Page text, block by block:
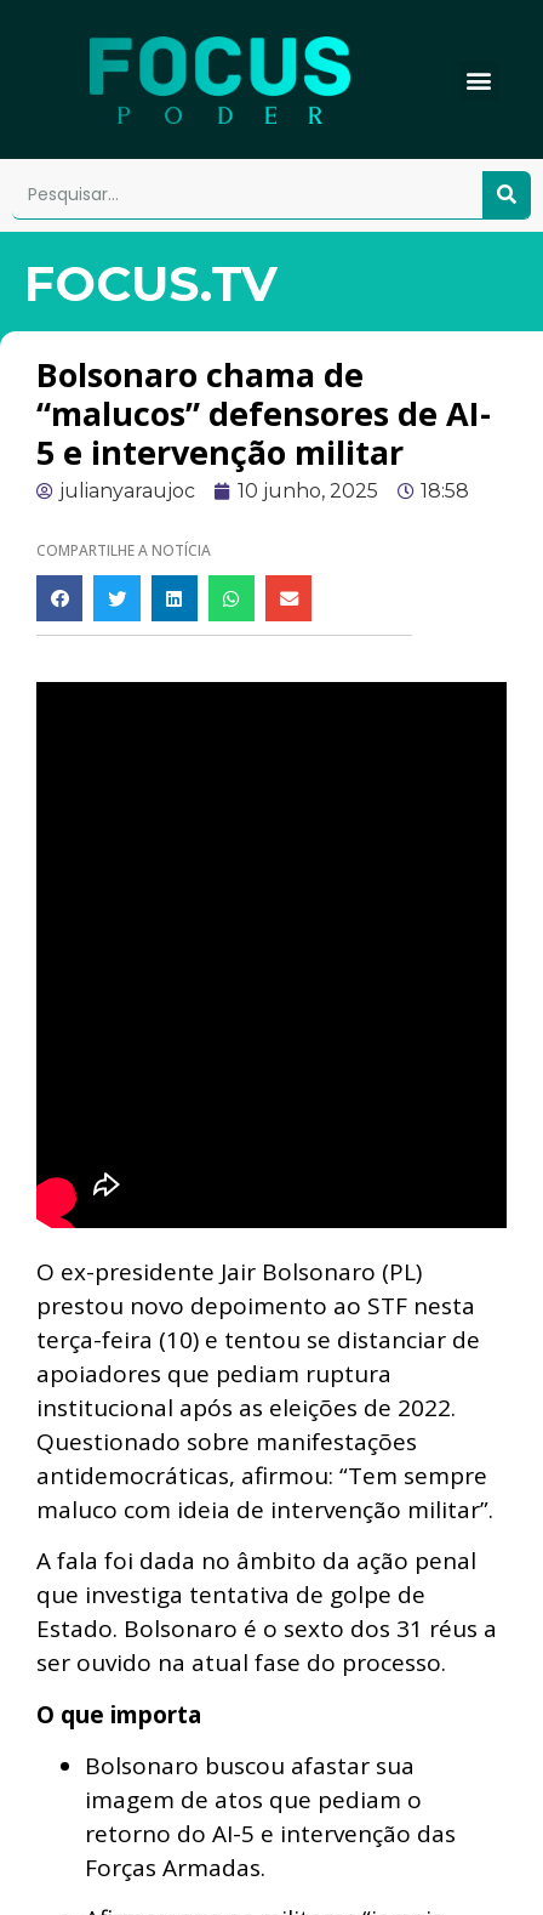
FOCUS.TV
Bolsonaro chama de
“malucos” defensores de AI-
5 e intervenção militar
julianyaraujoc 10 junho, 2025 18:58
COMPARTILHE A NOTÍCIA
O ex-presidente Jair Bolsonaro (PL)
prestou novo depoimento ao STF nesta
terça-feira (10) e tentou se distanciar de
apoiadores que pediam ruptura
institucional após as eleições de 2022.
Questionado sobre manifestações
antidemocráticas, afirmou: “Tem sempre
maluco com ideia de intervenção militar”.
A fala foi dada no âmbito da ação penal
que investiga tentativa de golpe de
Estado. Bolsonaro é o sexto dos 31 réus a
ser ouvido na atual fase do processo.
O que importa
Bolsonaro buscou afastar sua
imagem de atos que pediam o
retorno do AI-5 e intervenção das
Forças Armadas.